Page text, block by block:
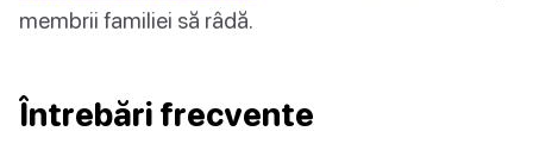
membrii familiei să râdă.
Întrebări frecvente